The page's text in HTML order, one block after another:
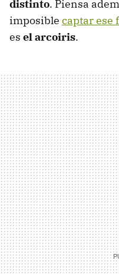
distinto. Piensa
imposible captar ese
es el arcoiris.